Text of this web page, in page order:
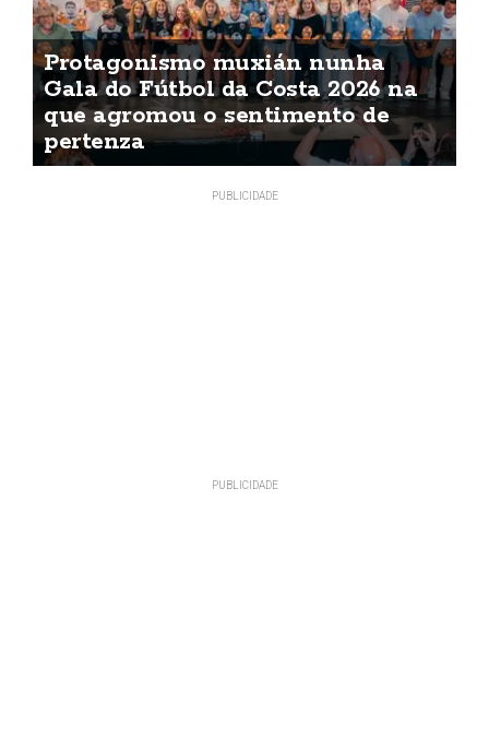
Protagonismo muxián nunha
Gala do Fútbol da Costa 2026 na
que agromou o sentimento de
pertenza